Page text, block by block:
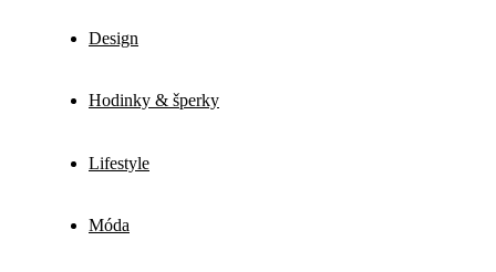
Design
Hodinky & šperky
Lifestyle
Móda